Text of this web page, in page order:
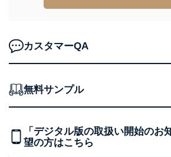
個人情報保護管理者: 経営管理グループ
No
個人情報の種類 利
カスタマーQA
無料サンプル
「デジタル版の取扱い開始のお
望の方はこちら